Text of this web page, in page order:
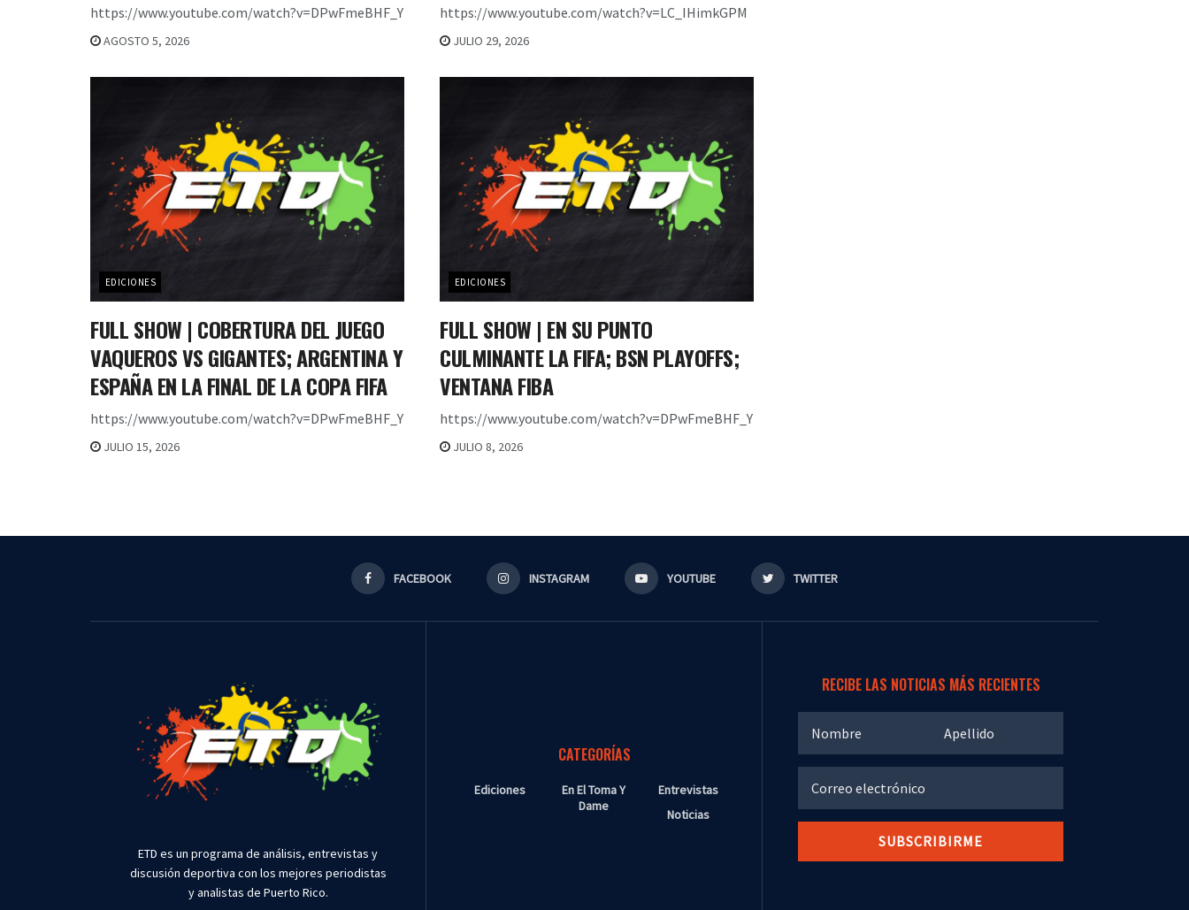
https://www.youtube.com/watch?v=DPwFmeBHF_Y
AGOSTO 5, 2026
https://www.youtube.com/watch?v=LC_IHimkGPM
JULIO 29, 2026
EDICIONES
FULL SHOW | COBERTURA DEL JUEGO
VAQUEROS VS GIGANTES; ARGENTINA Y
ESPAÑA EN LA FINAL DE LA COPA FIFA
https://www.youtube.com/watch?v=DPwFmeBHF_Y
JULIO 15, 2026
EDICIONES
FULL SHOW | EN SU PUNTO
CULMINANTE LA FIFA; BSN PLAYOFFS;
VENTANA FIBA
https://www.youtube.com/watch?v=DPwFmeBHF_Y
JULIO 8, 2026
FACEBOOK INSTAGRAM YOUTUBE TWITTER
ETD es un programa de análisis, entrevistas y
discusión deportiva con los mejores periodistas
y analistas de Puerto Rico.
CATEGORÍAS
Ediciones
En El Toma Y
Dame
Entrevistas
Noticias
RECIBE LAS NOTICIAS MÁS RECIENTES